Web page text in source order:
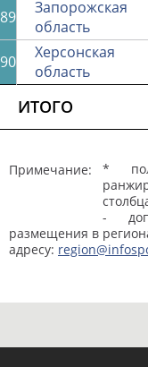
89
Запорожская
область
90
Херсонская
область
ИТОГО
Примечание:
*
-
размещения в
адресу: